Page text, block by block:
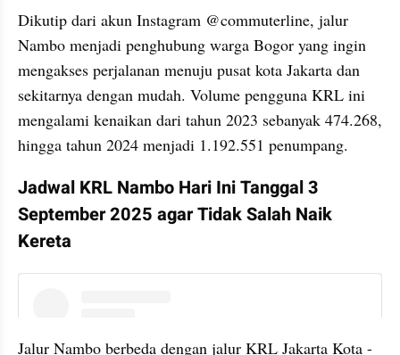
Dikutip dari akun Instagram @commuterline, jalur
Nambo menjadi penghubung warga Bogor yang ingin
mengakses perjalanan menuju pusat kota Jakarta dan
sekitarnya dengan mudah. Volume pengguna KRL ini
mengalami kenaikan dari tahun 2023 sebanyak 474.268,
hingga tahun 2024 menjadi 1.192.551 penumpang.
Jadwal KRL Nambo Hari Ini Tanggal 3
September 2025 agar Tidak Salah Naik
Kereta
Jalur Nambo berbeda dengan jalur KRL Jakarta Kota -